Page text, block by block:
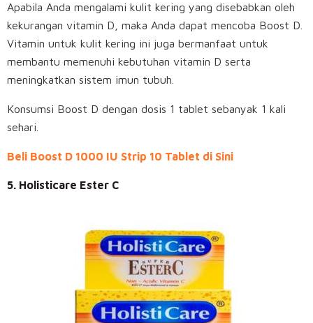
Apabila Anda mengalami kulit kering yang disebabkan oleh
kekurangan vitamin D, maka Anda dapat mencoba Boost D.
Vitamin untuk kulit kering ini juga bermanfaat untuk
membantu memenuhi kebutuhan vitamin D serta
meningkatkan sistem imun tubuh.
Konsumsi Boost D dengan dosis 1 tablet sebanyak 1 kali
sehari.
Beli Boost D 1000 IU Strip 10 Tablet di Sini
5. Holisticare Ester C